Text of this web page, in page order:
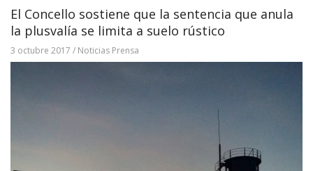
El Concello sostiene que la sentencia que anula
la plusvalía se limita a suelo rústico
3 octubre 2017 / Noticias Prensa